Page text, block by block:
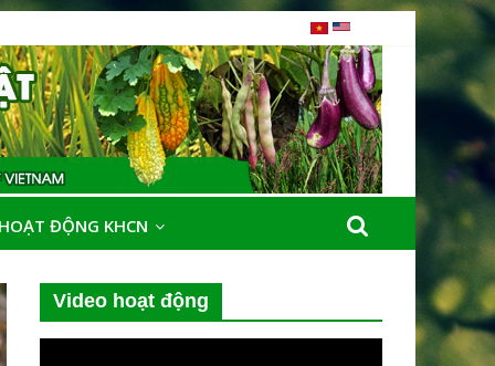
ĐỘNG KHCN
Video hoạt động